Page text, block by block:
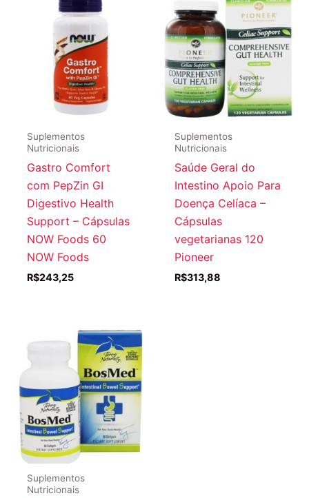
Suplementos
Nutricionais
Gastro Comfort
com PepZin GI
Digestivo Health
Support – Cápsulas
NOW Foods 60
NOW Foods
R$243,25
Suplementos
Nutricionais
Saúde Geral do
Intestino Apoio Para
Doença Celíaca –
Cápsulas
vegetarianas 120
Pioneer
R$313,88
Suplementos
Nutricionais